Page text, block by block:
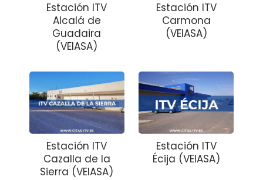
Estación ITV
Alcalá de
Guadaira
(VEIASA)
Estación ITV
Carmona
(VEIASA)
Estación ITV
Cazalla de la
Sierra (VEIASA)
Estación ITV
Écija (VEIASA)